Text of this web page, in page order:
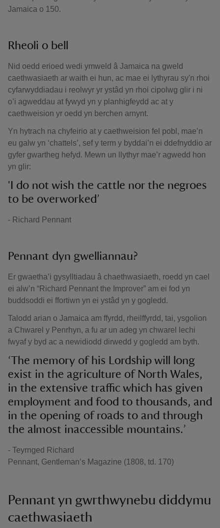
Jamaica o 150.
Rheoli o bell
Nid oedd erioed wedi ymweld â Jamaica na gweld
caethwasiaeth ar waith ei hun, ac mae ei lythyrau sy'n rhoi
cyfarwyddiadau i reolwyr yr ystâd yn rhoi cipolwg glir i ni
o’i agweddau at fywyd yn y planhigfeydd ac at y
caethweision yr oedd yn berchen arnynt.
Yn hytrach na chyfeirio at y caethweision fel pobl, mae’n
eu galw yn ‘chattels’, sef y term y byddai’n ei ddefnyddio ar
gyfer gwartheg hefyd. Mewn un llythyr mae’r agwedd hon
yn glir:
'I do not wish the cattle nor the negroes
to be overworked’
- Richard Pennant
Pennant dyn gwelliannau?
Er gwaetha’i gysylltiadau â chaethwasiaeth, roedd yn cael
ei alw’n “Richard Pennant the Improver” am ei fod yn
buddsoddi ei ffortiwn yn ei ystâd yn y gogledd.
Talodd arian o Jamaica am ffyrdd, rheilffyrdd, tai, ysgolion
a Chwarel y Penrhyn, a fu ar un adeg yn chwarel lechi
fwyaf y byd ac a newidiodd dirwedd y gogledd am byth.
‘The memory of his Lordship will long
exist in the agriculture of North Wales,
in the extensive traffic which has given
employment and food to thousands, and
in the opening of roads to and through
the almost inaccessible mountains.’
- Teyrnged Richard
Pennant, Gentleman’s Magazine (1808, td. 170)
Pennant yn gwrthwynebu diddymu
caethwasiaeth